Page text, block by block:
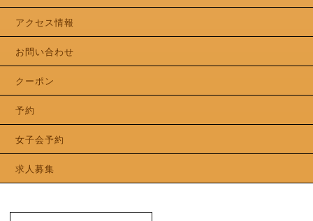
アクセス情報
お問い合わせ
クーポン
予約
女子会予約
求人募集